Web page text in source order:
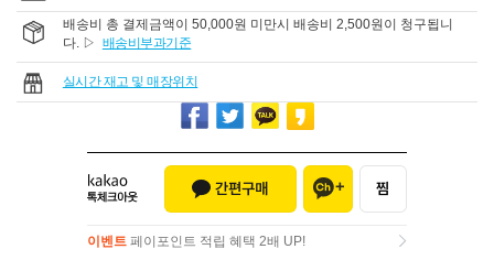
배송비 총 결제금액이 50,000원 미만시 배송비 2,500원이 청구됩니
다. ▷ 배송비부과기준
실시간 재고 및 매장위치
이벤트 페이포인트 적립 혜택 2배 UP!